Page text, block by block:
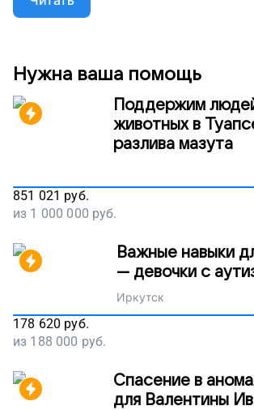
которому мы с вами помогли.
поддерживаете бабушек и дедушек,
Поддержите проект. Пусть семьи
безопасности!
Нужна ваша помощь
Поддержим
животных в
разлива мазута
851 021 руб.
из 1 000 000 руб.
Важные навыки
— девочки с
Иркутск
178 620 руб.
из 188 000 руб.
Спасение в
для Валентины